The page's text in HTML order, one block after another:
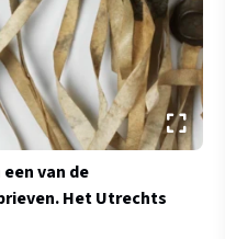
van de
Het Utrechts